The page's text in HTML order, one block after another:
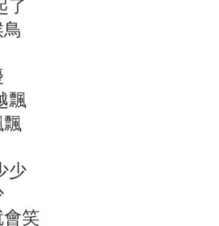
了
飄
少
笑